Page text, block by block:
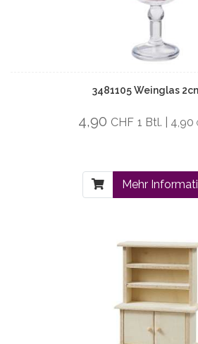
3481105 Weinglas
4,90 CHF 1 Btl. | 4,90
Mehr